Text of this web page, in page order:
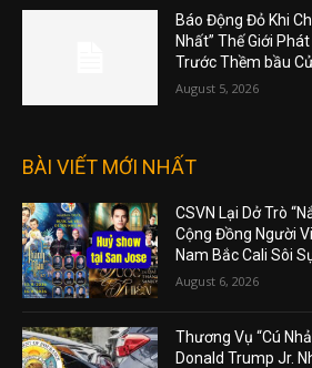
Báo Động Đỏ Khi
Nhất” Thế Giới
Trước Thềm bầu
August 5, 2026
BÀI VIẾT MỚI NHẤT
CSVN Lại Dở Trò
Cộng Đồng Người
Nam Bắc Cali Sôi
August 6, 2026
Thương Vụ “Cú
Donald Trump Jr.